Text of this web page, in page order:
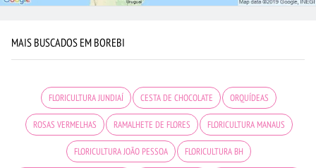
MAIS BUSCADOS EM BOREBI
FLORICULTURA JUNDIAÍ CESTA DE CHOCOLATE ORQUÍDEAS
ROSAS VERMELHAS RAMALHETE DE FLORES FLORICULTURA MANAUS
FLORICULTURA JOÃO PESSOA FLORICULTURA BH